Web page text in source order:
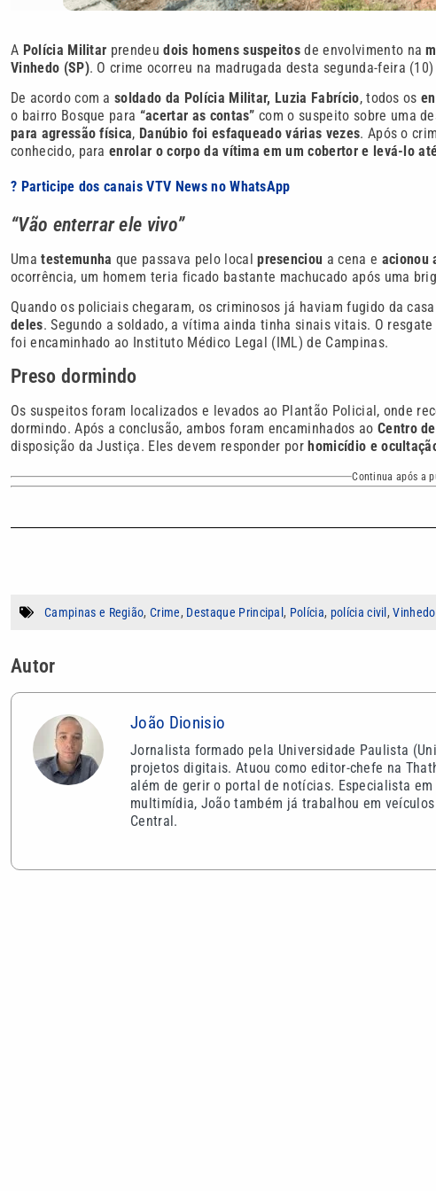
A Polícia Militar prendeudois homens suspeitosde envolvimento na
Vinhedo (SP). O crime ocorreu na madrugada desta segunda-feira
De acordo com asoldado da Polícia Militar, Luzia Fabrício, todos os
o bairro Bosque para “acertar as contas” com o suspeito sobre uma
para agressão física, Danúbio foi esfaqueado várias vezes. Após o
conhecido, paraenrolar o corpo da vítima em um cobertor e levá-lo
? Participe dos canais VTV News no WhatsApp
“Vão enterrar ele vivo”
Umatestemunha que passava pelo localpresenciou a cena e acionou
ocorrência, um homem teria ficado bastante machucado após uma
Quando os policiais chegaram, os criminosos já haviam fugido da
deles. Segundo a soldado, a vítima ainda tinha sinais vitais. O
foi encaminhado ao Instituto Médico Legal (IML) de Campinas.
Preso dormindo
Os suspeitos foram localizados e levados ao Plantão Policial, onde
dormindo. Após a conclusão, ambos foram encaminhados ao Centro
disposição da Justiça. Eles devem responder porhomicídio e
Continua após a
Campinas e Região,Crime, Destaque Principal , Polícia, polícia civil ,Vinhedo
Autor
João Dionisio
Jornalista formado pela Universidade Paulista
projetos digitais. Atuou como editor-chefe na
além de gerir o portal de notícias. Especialista
multimídia, João também já trabalhou em
Central.